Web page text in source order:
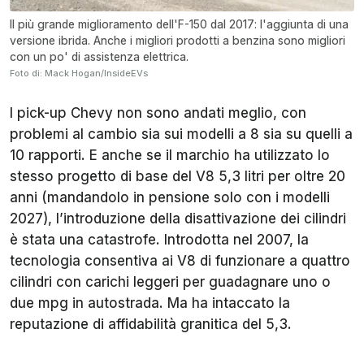
Il più grande miglioramento dell'F-150 dal 2017: l'aggiunta di una
versione ibrida. Anche i migliori prodotti a benzina sono migliori
con un po' di assistenza elettrica.
Foto di: Mack Hogan/InsideEVs
I pick-up Chevy non sono andati meglio, con
problemi al cambio sia sui modelli a 8 sia su quelli a
10 rapporti. E anche se il marchio ha utilizzato lo
stesso progetto di base del V8 5,3 litri per oltre 20
anni (mandandolo in pensione solo con i modelli
2027), l’introduzione della disattivazione dei cilindri
è stata una catastrofe. Introdotta nel 2007, la
tecnologia consentiva ai V8 di funzionare a quattro
cilindri con carichi leggeri per guadagnare uno o
due mpg in autostrada. Ma ha intaccato la
reputazione di affidabilità granitica del 5,3.